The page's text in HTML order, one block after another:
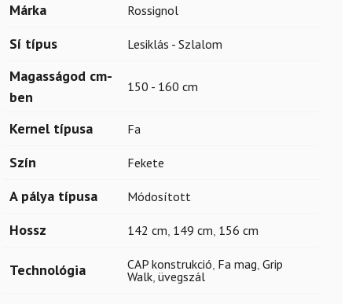
Márka Rossignol
Sí típus Lesiklás - Szlalom
Magasságod cm-
ben
150 - 160 cm
Kernel típusa Fa
Szín Fekete
A pálya típusa Módosított
Hossz 142 cm, 149 cm, 156 cm
Technológia CAP konstrukció, Fa mag, Grip
Walk, üvegszál